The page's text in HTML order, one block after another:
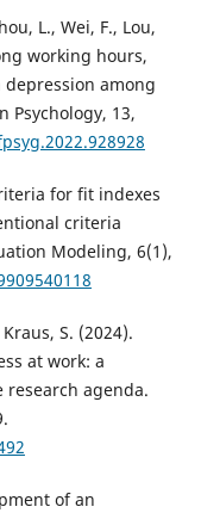
L., Wei, F., Lou,
working hours,
among
Psychology, 13,
for fit indexes
criteria
Modeling, 6(1),
S. (2024).
at work: a
agenda.
of an